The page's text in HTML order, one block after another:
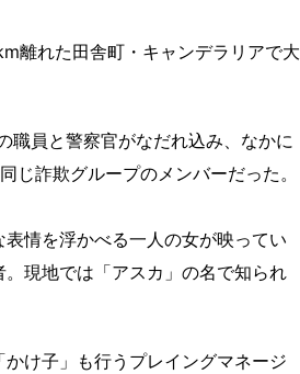
離れた田舎町・キャンデラリアで大
員と警察官がなだれ込み、なかに
じ詐欺グループのメンバーだった。
情を浮かべる一人の女が映ってい
現地では「アスカ」の名で知られ
け子」も行うプレイングマネージ